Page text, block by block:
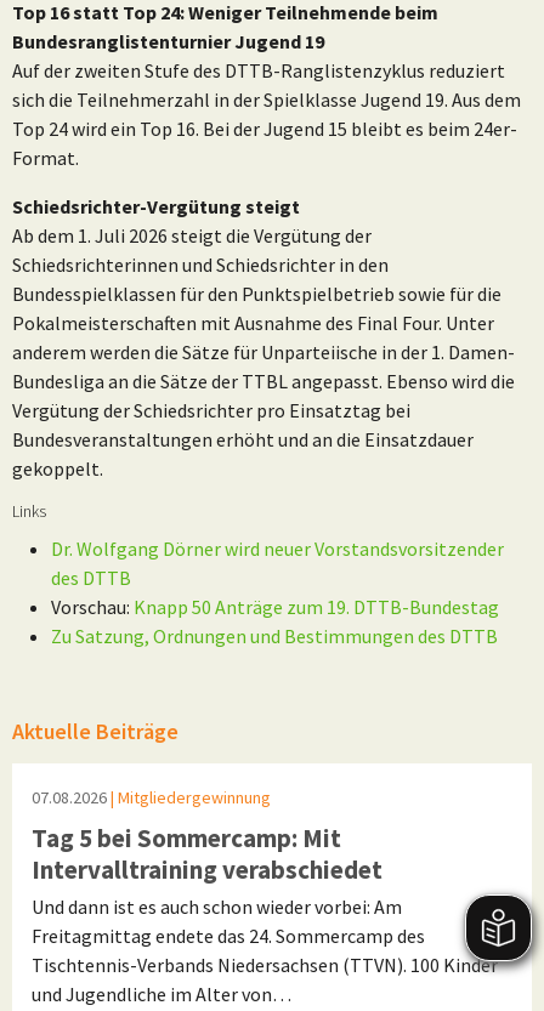
Top 16 statt Top 24: Weniger Teilnehmende beim
Bundesranglistenturnier Jugend 19
Auf der zweiten Stufe des DTTB-Ranglistenzyklus reduziert
sich die Teilnehmerzahl in der Spielklasse Jugend 19. Aus dem
Top 24 wird ein Top 16. Bei der Jugend 15 bleibt es beim 24er-
Format.
Schiedsrichter-Vergütung steigt
Ab dem 1. Juli 2026 steigt die Vergütung der
Schiedsrichterinnen und Schiedsrichter in den
Bundesspielklassen für den Punktspielbetrieb sowie für die
Pokalmeisterschaften mit Ausnahme des Final Four. Unter
anderem werden die Sätze für Unparteiische in der 1. Damen-
Bundesliga an die Sätze der TTBL angepasst. Ebenso wird die
Vergütung der Schiedsrichter pro Einsatztag bei
Bundesveranstaltungen erhöht und an die Einsatzdauer
gekoppelt.
Links
Dr. Wolfgang Dörner wird neuer Vorstandsvorsitzender
des DTTB
Vorschau: Knapp 50 Anträge zum 19. DTTB-Bundestag
Zu Satzung, Ordnungen und Bestimmungen des DTTB
Aktuelle Beiträge
07.08.2026| Mitgliedergewinnung
Tag 5 bei Sommercamp: Mit
Intervalltraining verabschiedet
Und dann ist es auch schon wieder vorbei: Am
Freitagmittag endete das 24. Sommercamp des
Tischtennis-Verbands Niedersachsen (TTVN). 100 Kinder
und Jugendliche im Alter von…